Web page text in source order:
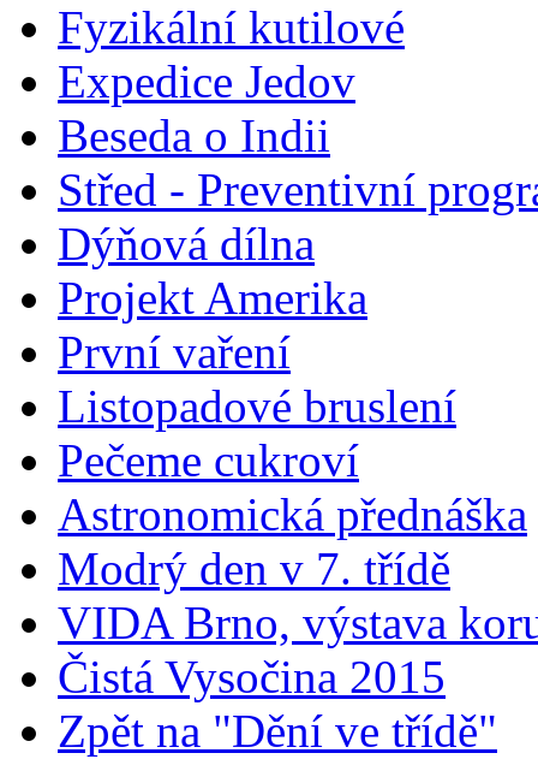
Fyzikální kutilové
Expedice Jedov
Beseda o Indii
Střed - Preventivní
Dýňová dílna
Projekt Amerika
První vaření
Listopadové bruslení
Pečeme cukroví
Astronomická přednáška
Modrý den v 7. třídě
VIDA Brno, výstava
Čistá Vysočina 2015
Zpět na "Dění ve třídě"